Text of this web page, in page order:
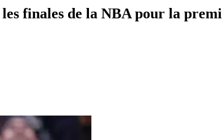
finales de la NBA pour la